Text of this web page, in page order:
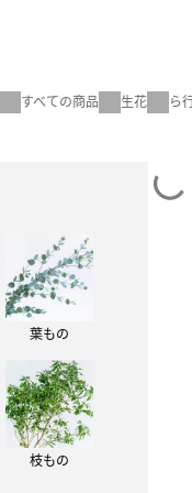
すべての商品 生花 ら
葉もの
枝もの